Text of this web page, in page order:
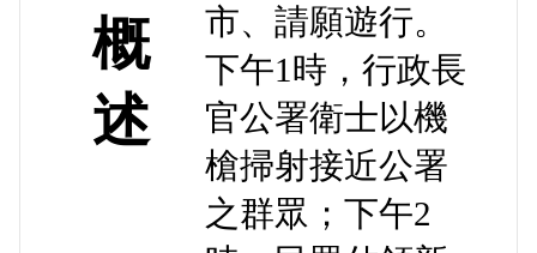
概
述
市、請願遊行。
下午1時，行政長
官公署衛士以機
槍掃射接近公署
之群眾；下午2